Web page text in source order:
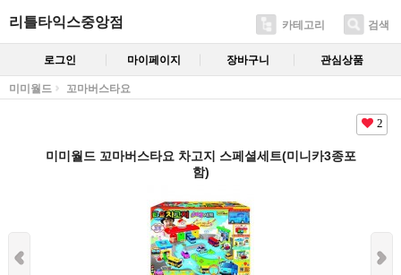
리틀타익스중앙점 카테고리 검색
로그인 마이페이지 장바구니 관심상품
미미월드 꼬마버스타요
2
미미월드 꼬마버스타요 차고지 스페셜세트(미니카3종포
함)